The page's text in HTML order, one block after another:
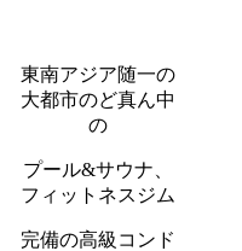
東南アジア随一の
大都市のど真ん中
の
プール&サウナ、
フィットネスジム
完備の高級コンド